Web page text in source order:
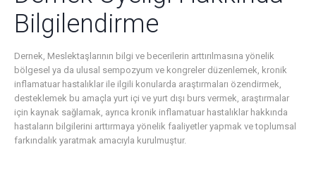
Bilgilendirme
Dernek, Meslektaşlarının bilgi ve becerilerin arttırılmasına yönelik
bölgesel ya da ulusal sempozyum ve kongreler düzenlemek, kronik
inflamatuar hastalıklar ile ilgili konularda araştırmaları özendirmek,
desteklemek bu amaçla yurt içi ve yurt dışı burs vermek, araştırmalar
için kaynak sağlamak, ayrıca kronik inflamatuar hastalıklar hakkında
hastaların bilgilerini arttırmaya yönelik faaliyetler yapmak ve toplumsal
farkındalık yaratmak amacıyla kurulmuştur.